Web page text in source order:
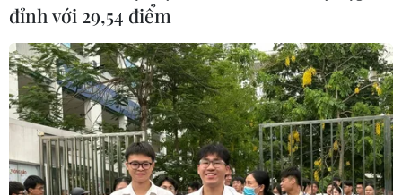
đỉnh với 29,54 điểm